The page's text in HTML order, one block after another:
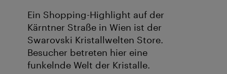
Ein Shopping-Highlight auf der
Kärntner Straße in Wien ist der
Swarovski Kristallwelten Store.
Besucher betreten hier eine
funkelnde Welt der Kristalle.